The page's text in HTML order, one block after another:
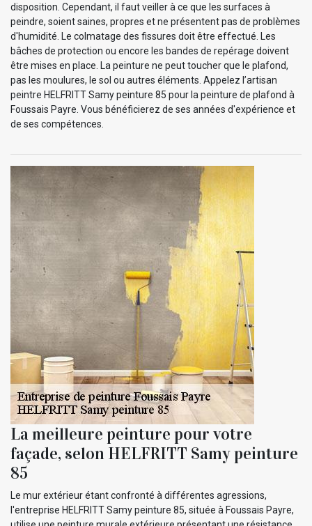
disposition. Cependant, il faut veiller à ce que les surfaces à
peindre, soient saines, propres et ne présentent pas de problèmes
d'humidité. Le colmatage des fissures doit être effectué. Les
bâches de protection ou encore les bandes de repérage doivent
être mises en place. La peinture ne peut toucher que le plafond,
pas les moulures, le sol ou autres éléments. Appelez l’artisan
peintre HELFRITT Samy peinture 85 pour la peinture de plafond à
Foussais Payre. Vous bénéficierez de ses années d'expérience et
de ses compétences.
La meilleure peinture pour votre
façade, selon HELFRITT Samy peinture
85
Le mur extérieur étant confronté à différentes agressions,
l'entreprise HELFRITT Samy peinture 85, située à Foussais Payre,